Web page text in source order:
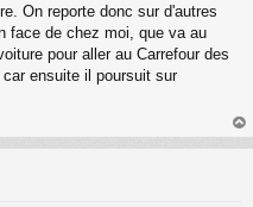
On reporte donc sur d'autres
face de chez moi, que va au
pour aller au Carrefour des
ensuite il poursuit sur
au